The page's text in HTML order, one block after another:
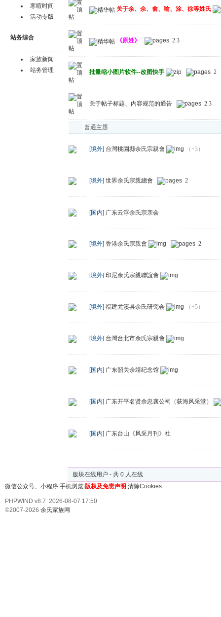
寒暄时间
活动专版
站务综合
家族新闻
站务管理
关于余、佘、俞、喻、涂、徐等姓氏
《原姓》 2 3
批量缩小图片软件--改图快手 2
关于帖子标题、内容规范的通告 2 3
普通主题
[境外] 台灣桃園縣余氏宗親會 （+3）
[境外] 世界余氏宗親總會 2
[国内] 广东云浮余氏宗亲会
[境外] 香港余氏宗親會 2
[境外] 印尼余氏宗親聯誼會
[境外] 福建尤溪县余氏研究会 （+5）
[境外] 台灣台北市余氏宗親會
[国内] 广东韶关余靖纪念馆
[国内] 广东开平名贤余忠襄公祠（荻海风采堂）
[国内] 广东台山《风采月刊》社
版块在线用户 - 共 0 人在线
微信公众号、小程序|手机浏览|版权及免责声明 |清除Cookies
PHPWIND v8.7 2026-08-07 17:50
©2007-2026 余氏家族网